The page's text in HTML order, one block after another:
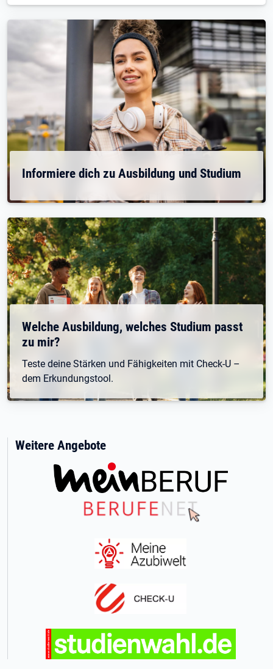
Informiere dich zu Ausbildung und Studium
Welche Ausbildung, welches Studium passt
zu mir?
Teste deine Stärken und Fähigkeiten mit Check-U –
dem Erkundungstool.
Weitere Angebote